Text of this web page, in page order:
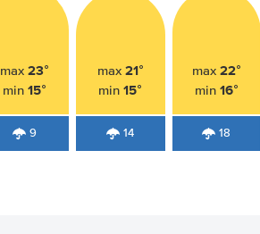
max23°
min15°
9
max 21°
min15°
14
max 22°
min 16°
18